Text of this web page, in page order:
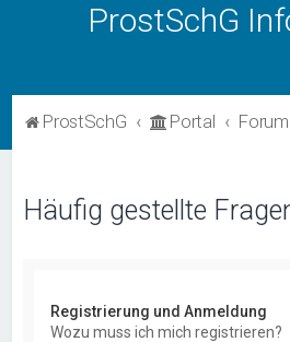
ProstSchG
ProstSchG Portal Forum
Häufig gestellte
Registrierung und Anmeldung
Wozu muss ich mich registrieren?